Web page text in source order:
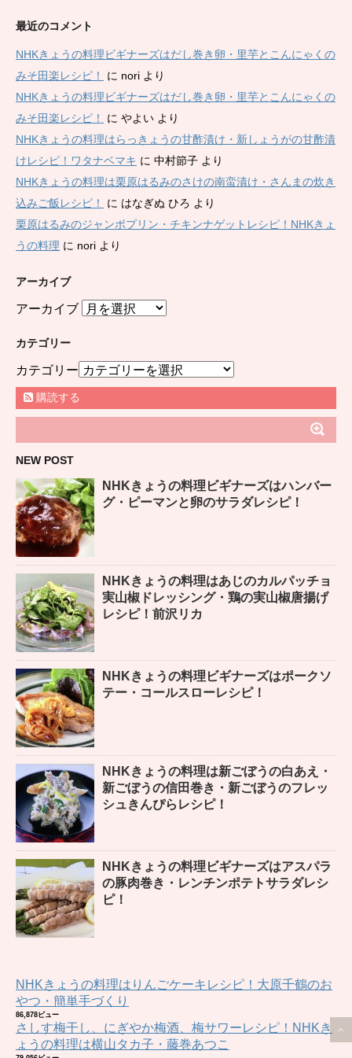
最近のコメント
NHKきょうの料理ビギナーズはだし巻き卵・里芋とこんにゃくの
みそ田楽レシピ！
に nori より
NHKきょうの料理ビギナーズはだし巻き卵・里芋とこんにゃくの
みそ田楽レシピ！
に やよい より
NHKきょうの料理はらっきょうの甘酢漬け・新しょうがの甘酢漬
けレシピ！ワタナベマキ に 中村節子 より
NHKきょうの料理は栗原はるみのさけの南蛮漬け・さんまの炊き
込みご飯レシピ！
に はなぎぬ ひろ より
栗原はるみのジャンボプリン・チキンナゲットレシピ！NHKきょ
うの料理 に nori より
アーカイブ
アーカイブ
カテゴリー
カテゴリー
購読する
NEW POST
NHKきょうの料理ビギナーズはハンバー
グ・ピーマンと卵のサラダレシピ！
NHKきょうの料理はあじのカルパッチョ
実山椒ドレッシング・鶏の実山椒唐揚げ
レシピ！前沢リカ
NHKきょうの料理ビギナーズはポークソ
テー・コールスローレシピ！
NHKきょうの料理は新ごぼうの白あえ・
新ごぼうの信田巻き・新ごぼうのフレッ
シュきんぴらレシピ！
NHKきょうの料理ビギナーズはアスパラ
の豚肉巻き・レンチンポテトサラダレシ
ピ！
NHKきょうの料理はりんごケーキレシピ！大原千鶴のお
やつ・簡単手づくり
86,878ビュー
さしす梅干し、にぎやか梅酒、梅サワーレシピ！NHKき
ょうの料理は横山タカ子・藤巻あつこ